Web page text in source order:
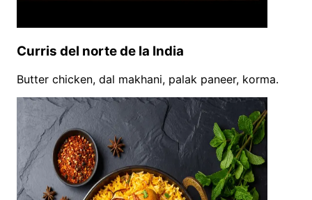
Curris del norte de la India
Butter chicken, dal makhani, palak paneer, korma.